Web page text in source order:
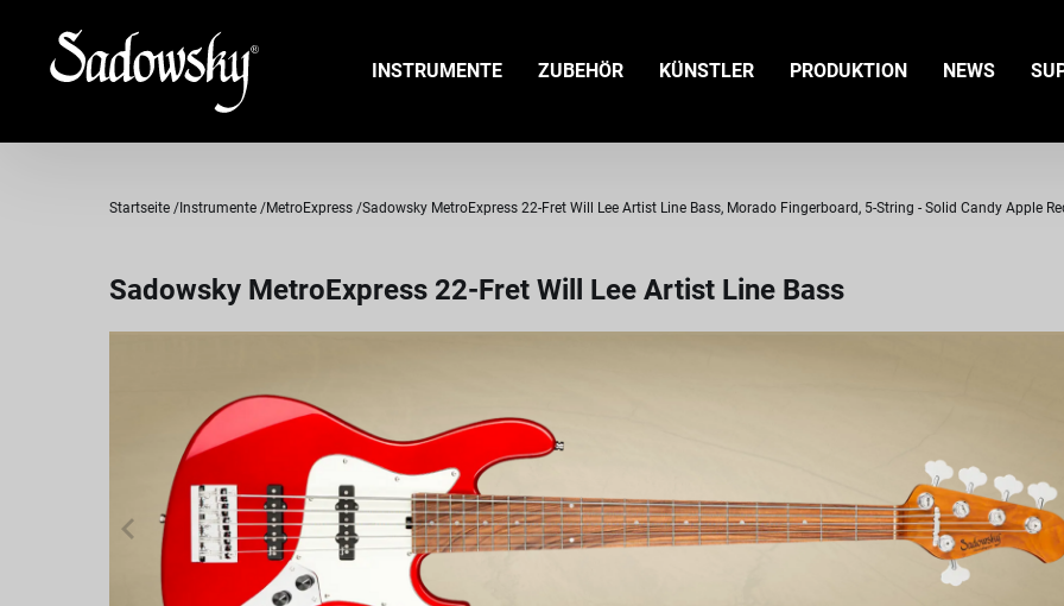
INSTRUMENTE ZUBEHÖR KÜNSTLER PRODUKTION NEWS
Startseite Instrumente MetroExpress Sadowsky MetroExpress 22-Fret Will Lee Artist Line Bass, Morado Fingerboard, 5-String - Solid Candy Apple
Sadowsky MetroExpress 22-Fret Will Lee Artist Line Bass